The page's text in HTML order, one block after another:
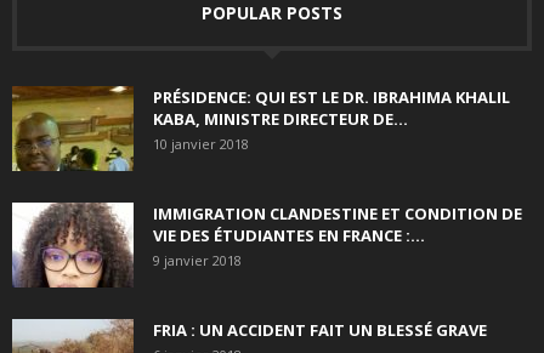
POPULAR POSTS
PRÉSIDENCE: QUI EST LE DR. IBRAHIMA KHALIL
KABA, MINISTRE DIRECTEUR DE...
10 janvier 2018
IMMIGRATION CLANDESTINE ET CONDITION DE
VIE DES ÉTUDIANTES EN FRANCE :...
9 janvier 2018
FRIA : UN ACCIDENT FAIT UN BLESSÉ GRAVE